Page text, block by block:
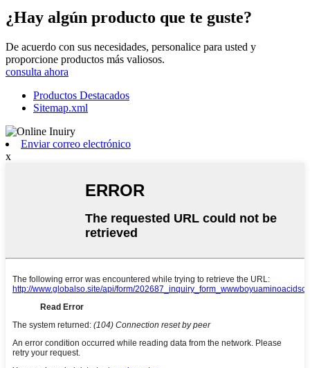
¿Hay algún producto que te guste?
De acuerdo con sus necesidades, personalice para usted y
proporcione productos más valiosos.
consulta ahora
Productos Destacados
Sitemap.xml
Enviar correo electrónico
x